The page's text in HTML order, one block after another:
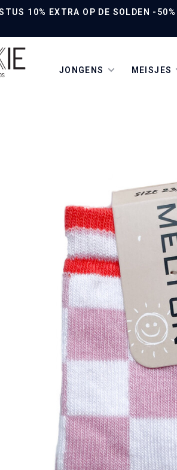
10% EXTRA OP DE SOLDEN -
JONGENS MEISJES